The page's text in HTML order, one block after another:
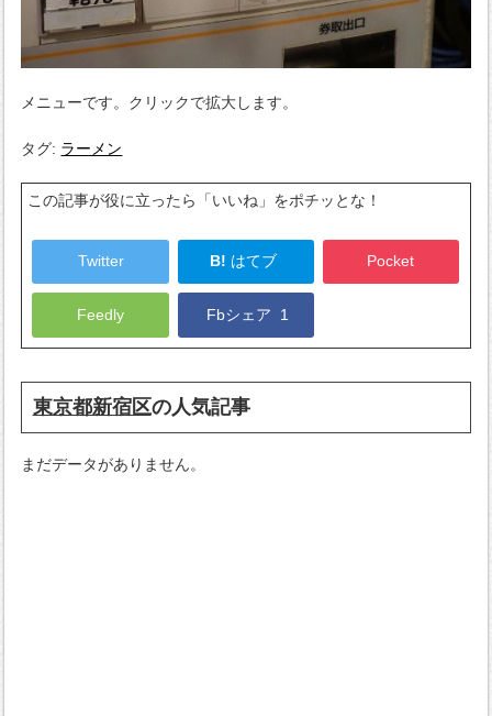
メニューです。クリックで拡大します。
タグ: ラーメン
この記事が役に立ったら「いいね」をポチッとな！
Twitter B! はてブ Pocket
Feedly Fbシェア 1
東京都新宿区の人気記事
まだデータがありません。